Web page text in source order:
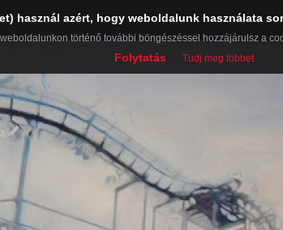
használ azért, hogy weboldalunk használata
történő további böngészéssel hozzájárulsz a
Folytatás Tudj meg többet